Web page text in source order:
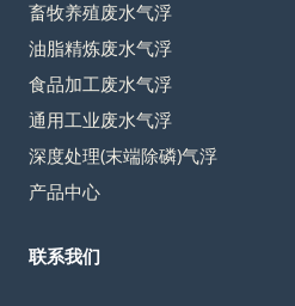
畜牧养殖废水气浮
油脂精炼废水气浮
食品加工废水气浮
通用工业废水气浮
深度处理(末端除磷)气浮
产品中心
联系我们